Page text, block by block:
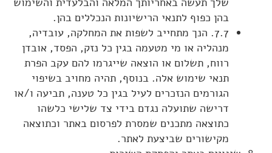
בהן כפוף לתנאי הרישיונות הנכללים בהן.
7.7. הנך מתחייב לשפות את המחלקה, עובדיה,
מנהליה או מי מטעמה בגין כל נזק, הפסד, אובדן
רווח, תשלום או הוצאה שייגרמו להם עקב הפרת
תנאי שימוש אלה. בנוסף, תהיה מחויב בשיפוי
הגורמים הנזכרים לעיל בגין כל טענה, תביעה ו/או
דרישה שתועלה נגדם בידי צד שלישי כלשהו
כתוצאה מתכנים שמסרת לפרסום באתר וכתוצאה
מקישורים שביצעת לאתר.